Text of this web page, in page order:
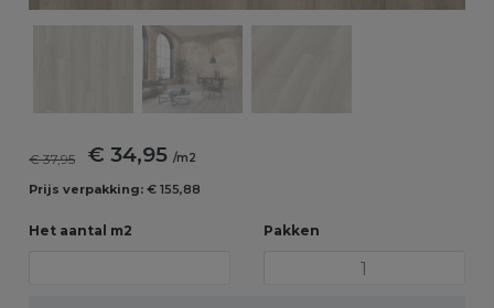
€ 37,95 € 34,95/m2
Prijs verpakking: € 155,88
Het aantal m2 Pakken